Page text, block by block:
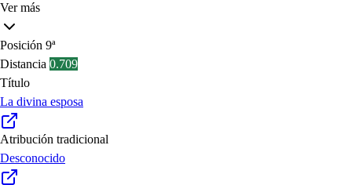
Ver más
Posición 9ª
Distancia 0.709
Título
La divina esposa
Atribución tradicional
Desconocido